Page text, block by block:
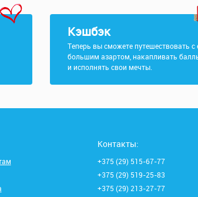
Кэшбэк
Теперь вы сможете путешествовать с
большим азартом, накапливать
и исполнять свои мечты.
Контакты:
+375 (29) 515-67-77
+375 (29) 519-25-83
+375 (29) 213-27-77